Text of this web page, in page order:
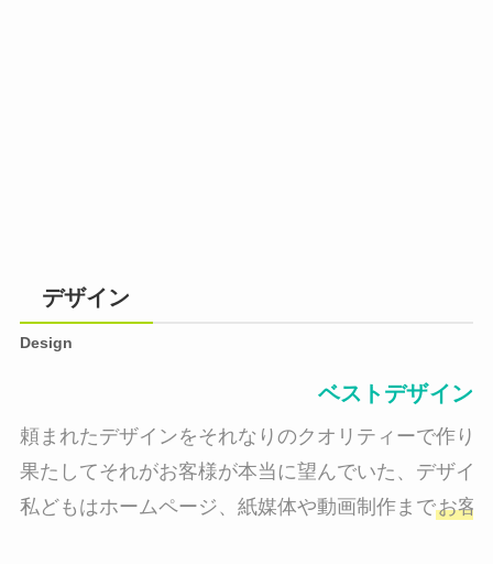
デザイン
Design
ベストデザイン
頼まれたデザインをそれなりのクオリティーで作り
果たしてそれがお客様が本当に望んでいた、デザイ
私どもはホームページ、紙媒体や動画制作までお客